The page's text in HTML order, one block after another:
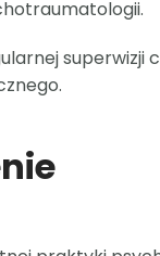
superwizji